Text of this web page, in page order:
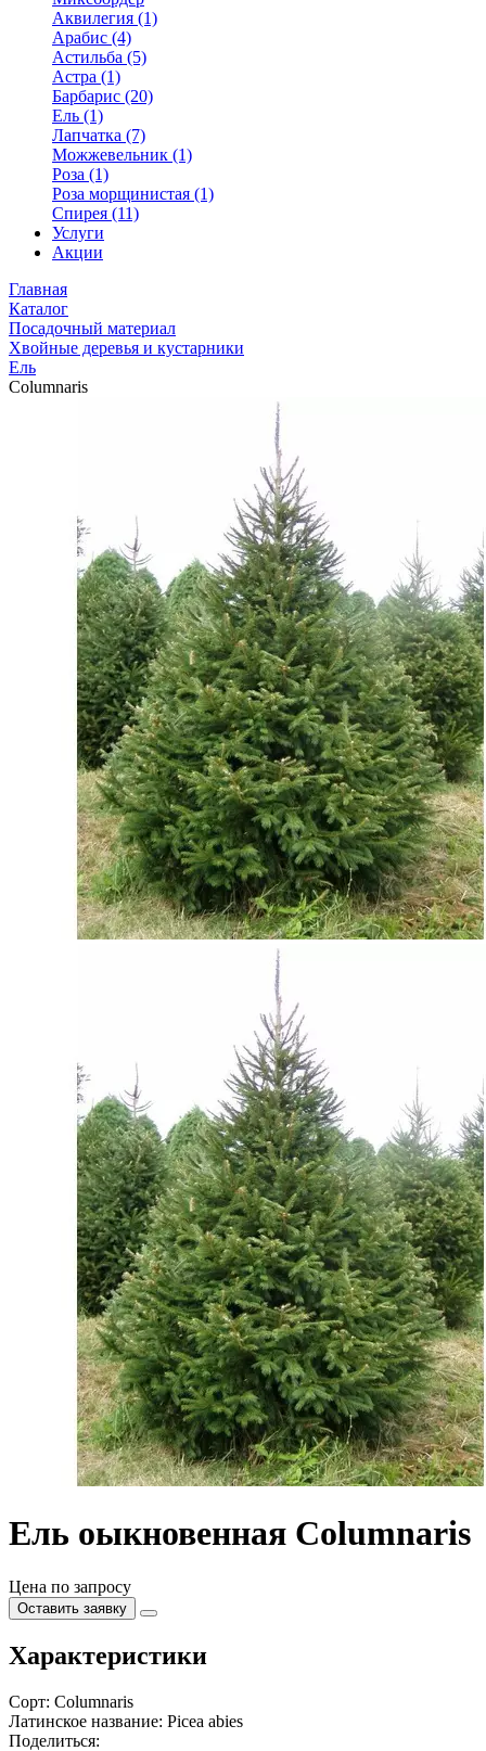
Аквилегия (1)
Арабис (4)
Астильба (5)
Астра (1)
Барбарис (20)
Ель (1)
Лапчатка (7)
Можжевельник (1)
Роза (1)
Роза морщинистая (1)
Спирея (11)
Услуги
Акции
Главная
Каталог
Посадочный материал
Хвойные деревья и кустарники
Ель
Columnaris
Ель оыкновенная Columnaris
Цена по запросу
Оставить заявку
Характеристики
Сорт: Columnaris
Латинское название: Picea abies
Поделиться: